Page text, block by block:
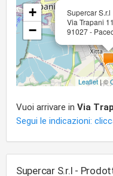
Supercar S.r.l
Via Trapani 11
91027 -
+
−
Leaflet| ©
Vuoi arrivare in Via
Segui le indicazioni:
Supercar S.r.l -